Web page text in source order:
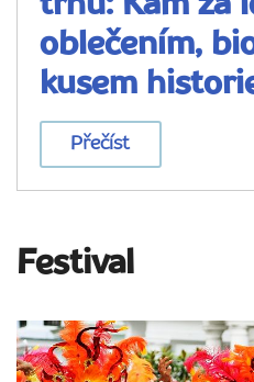
oblečením,
kusem
Přečíst
Festival